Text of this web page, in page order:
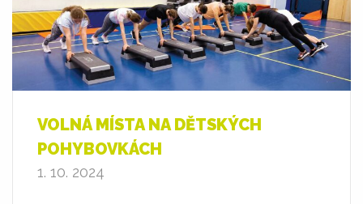
VOLNÁ MÍSTA NA DĚTSKÝCH
POHYBOVKÁCH
1. 10. 2024